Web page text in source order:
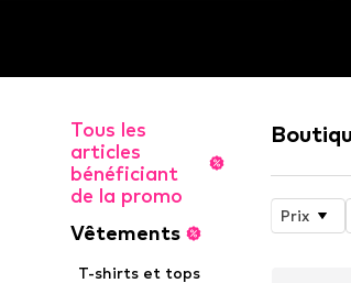
Tous les
articles
bénéficiant
de la promo
Vêtements
T-shirts et tops
Prix